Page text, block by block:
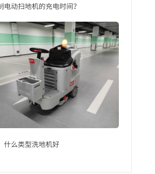
电动扫地机的充电时间？
什么类型洗地机好